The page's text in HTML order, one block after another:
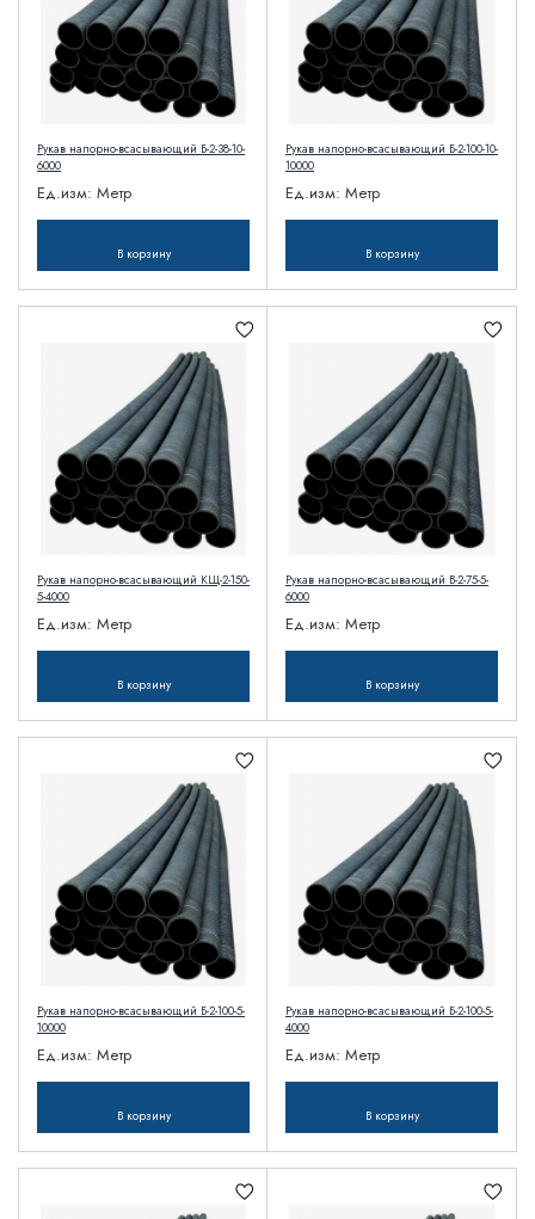
Рукав напорно-всасывающий Б-2-38-10-
6000
Ед.изм: Метр
В корзину
Рукав напорно-всасывающий Б-2-100-10-
10000
Ед.изм: Метр
В корзину
Рукав напорно-всасывающий КЩ-2-150-
5-4000
Ед.изм: Метр
В корзину
Рукав напорно-всасывающий В-2-75-5-
6000
Ед.изм: Метр
В корзину
Рукав напорно-всасывающий Б-2-100-5-
10000
Ед.изм: Метр
В корзину
Рукав напорно-всасывающий Б-2-100-5-
4000
Ед.изм: Метр
В корзину